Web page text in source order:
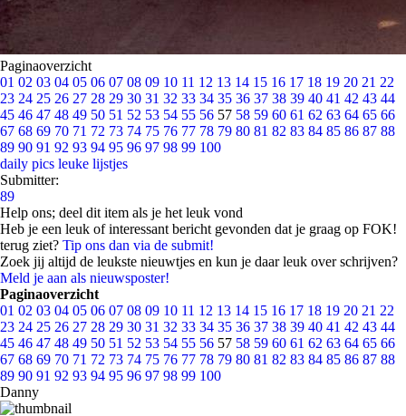
Paginaoverzicht
01 02 03 04 05 06 07 08 09 10 11 12 13 14 15 16 17 18 19 20 21 22
23 24 25 26 27 28 29 30 31 32 33 34 35 36 37 38 39 40 41 42 43 44
45 46 47 48 49 50 51 52 53 54 55 56 57 58 59 60 61 62 63 64 65 66
67 68 69 70 71 72 73 74 75 76 77 78 79 80 81 82 83 84 85 86 87 88
89 90 91 92 93 94 95 96 97 98 99 100
daily pics leuke lijstjes
Submitter:
89
Help ons; deel dit item als je het leuk vond
Heb je een leuk of interessant bericht gevonden dat je graag op FOK!
terug ziet? Tip ons dan via de submit!
Zoek jij altijd de leukste nieuwtjes en kun je daar leuk over schrijven?
Meld je aan als nieuwsposter!
Paginaoverzicht
01 02 03 04 05 06 07 08 09 10 11 12 13 14 15 16 17 18 19 20 21 22
23 24 25 26 27 28 29 30 31 32 33 34 35 36 37 38 39 40 41 42 43 44
45 46 47 48 49 50 51 52 53 54 55 56 57 58 59 60 61 62 63 64 65 66
67 68 69 70 71 72 73 74 75 76 77 78 79 80 81 82 83 84 85 86 87 88
89 90 91 92 93 94 95 96 97 98 99 100
Danny